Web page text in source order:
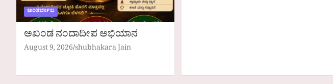
ಅಂತರ್ಜಾಲ
ಅಖಂಡ ನಂದಾದೀಪ ಅಭಿಯಾನ
August 9, 2026 shubhakara Jain